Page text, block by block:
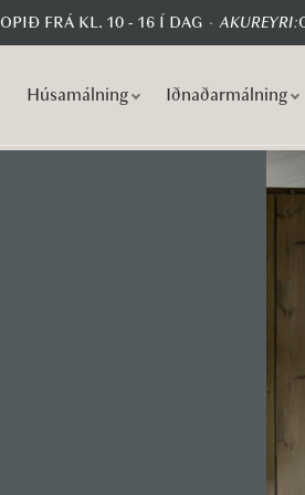
OPIÐ FRÁ KL. 10 - 16 Í DAG AKUREYRI:
Húsamálning Iðnaðarmálning